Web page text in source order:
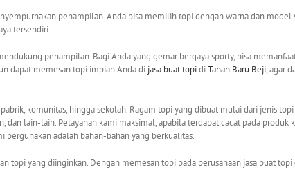
penampilan. Anda bisa memilih topi dengan warna dan model
tersendiri.
penampilan. Bagi Anda yang gemar bergaya sporty, bisa
dapat memesan topi impian Anda di jasa buat topidiTanah Baru Beji, agar
komunitas, hingga sekolah. Ragam topi yang dibuat mulai dari jenis
lain-lain. Pelayanan kami maksimal, apabila terdapat cacat pada produk
pergunakan adalah bahan-bahan yang berkualitas.
topi yang diinginkan. Dengan memesan topi pada perusahaan jasa buat topi